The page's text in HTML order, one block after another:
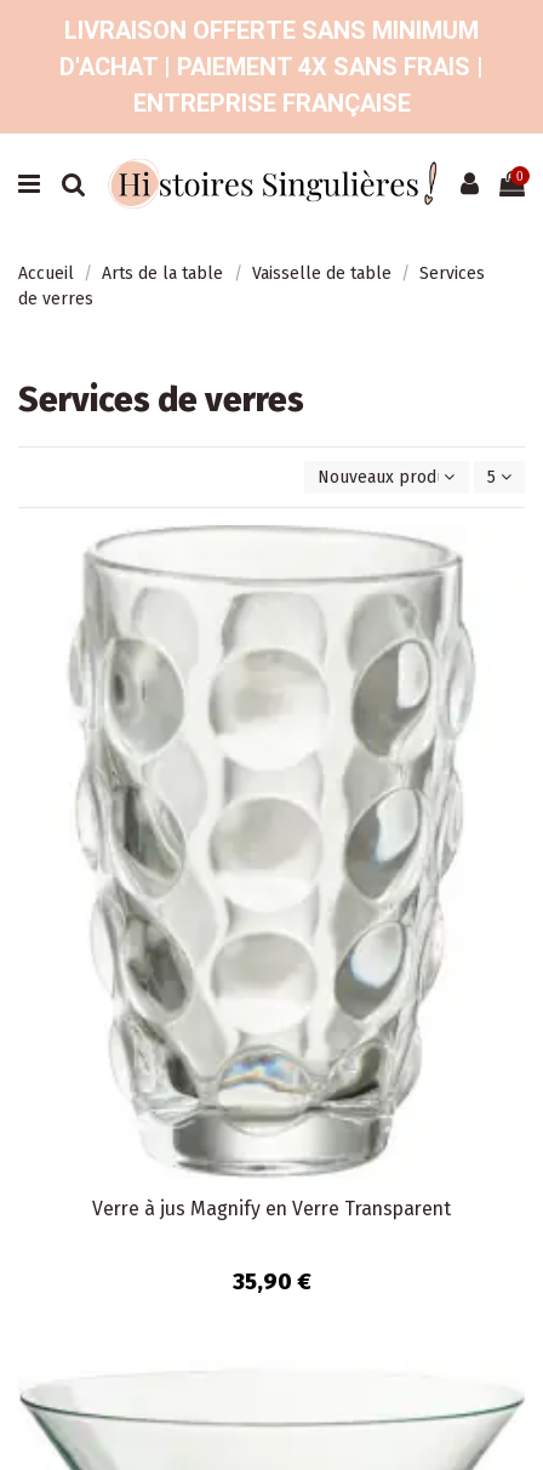
LIVRAISON OFFERTE SANS MINIMUM
D'ACHAT | PAIEMENT 4X SANS FRAIS |
ENTREPRISE FRANÇAISE
0
Accueil Arts de la table Vaisselle de table
Services
de verres
Services de verres
Nouveaux produits en5
Verre à jus Magnify en Verre Transparent
35,90 €